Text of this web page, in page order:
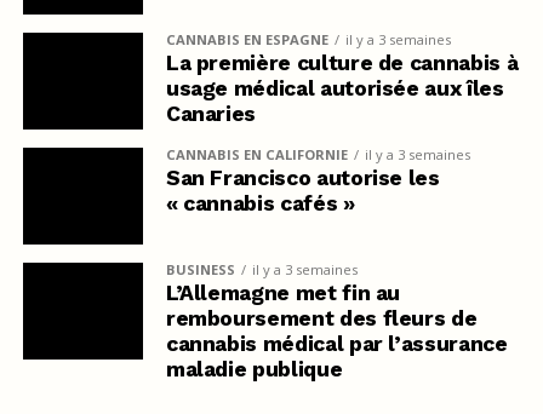
CANNABIS EN ESPAGNE il y a 3 semaines
La première culture de cannabis à
usage médical autorisée aux îles
Canaries
CANNABIS EN CALIFORNIE il y a 3 semaines
San Francisco autorise les
« cannabis cafés »
BUSINESS il y a 3 semaines
L’Allemagne met fin au
remboursement des fleurs de
cannabis médical par l’assurance
maladie publique